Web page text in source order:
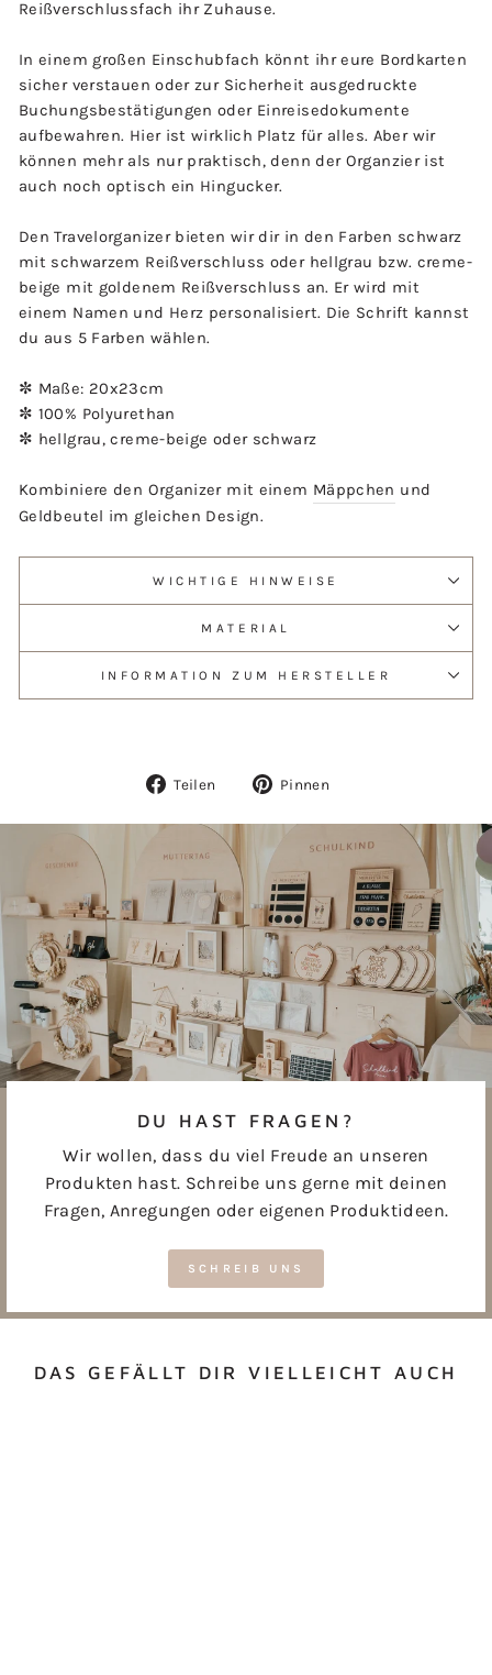
Reißverschlussfach ihr Zuhause.
In einem großen Einschubfach könnt ihr eure Bordkarten
sicher verstauen oder zur Sicherheit ausgedruckte
Buchungsbestätigungen oder Einreisedokumente
aufbewahren. Hier ist wirklich Platz für alles. Aber wir
können mehr als nur praktisch, denn der Organzier ist
auch noch optisch ein Hingucker.
Den Travelorganizer bieten wir dir in den Farben schwarz
mit schwarzem Reißverschluss oder hellgrau bzw. creme-
beige mit goldenem Reißverschluss an. Er wird mit
einem Namen und Herz personalisiert. Die Schrift kannst
du aus 5 Farben wählen.
✼ Maße: 20x23cm
✼ 100% Polyurethan
✼ hellgrau, creme-beige oder schwarz
Kombiniere den Organizer mit einem Mäppchen und
Geldbeutel im gleichen Design.
WICHTIGE HINWEISE
MATERIAL
INFORMATION ZUM HERSTELLER
Teilen
Auf
Pinnen
DU HAST FRAGEN?
Wir wollen, dass du viel Freude an unseren
Produkten hast. Schreibe uns gerne mit deinen
Fragen, Anregungen oder eigenen Produktideen.
SCHREIB UNS
DAS GEFÄLLT DIR VIELLEICHT AUCH